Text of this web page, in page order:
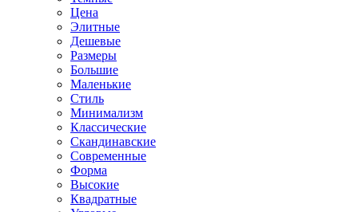
Цена
Элитные
Дешевые
Размеры
Большие
Маленькие
Стиль
Минимализм
Классические
Скандинавские
Современные
Форма
Высокие
Квадратные